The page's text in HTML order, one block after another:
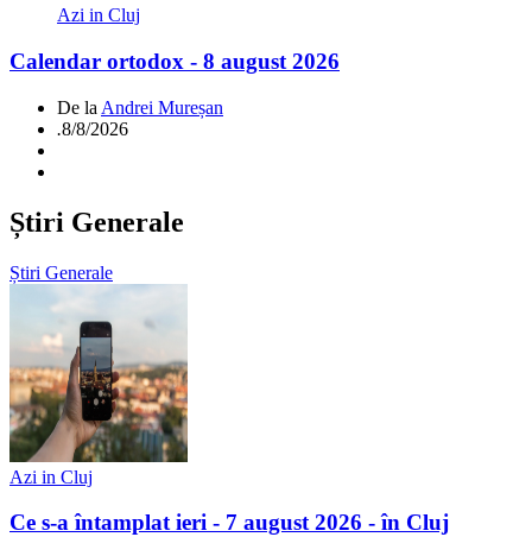
Azi in Cluj
Calendar ortodox - 8 august 2026
De la Andrei Mureșan
.8/8/2026
Știri Generale
Știri Generale
Azi in Cluj
Ce s-a întamplat ieri - 7 august 2026 - în Cluj